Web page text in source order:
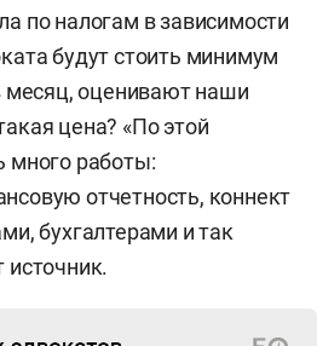
по налогам в зависимости
будут стоить минимум
месяц, оценивают наши
цена? «По этой
много работы:
отчетность, коннект
бухгалтерами и так
источник.